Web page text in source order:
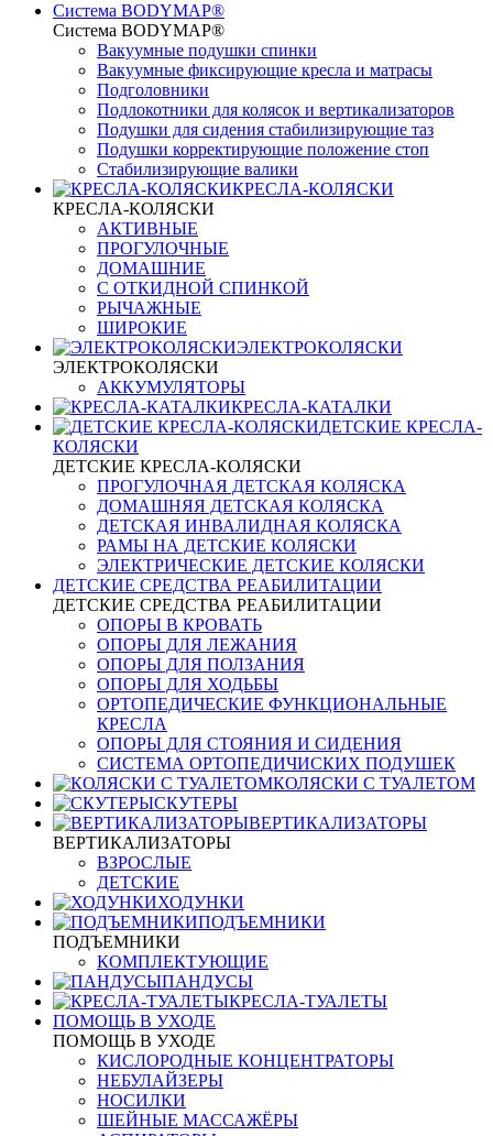
Система BODYMAP®
Система BODYMAP®
Вакуумные подушки спинки
Вакуумные фиксирующие кресла и матрасы
Подголовники
Подлокотники для колясок и вертикализаторов
Подушки для сидения стабилизирующие таз
Подушки корректирующие положение стоп
Стабилизирующие валики
КРЕСЛА-КОЛЯСКИ
КРЕСЛА-КОЛЯСКИ
АКТИВНЫЕ
ПРОГУЛОЧНЫЕ
ДОМАШНИЕ
С ОТКИДНОЙ СПИНКОЙ
РЫЧАЖНЫЕ
ШИРОКИЕ
ЭЛЕКТРОКОЛЯСКИ
ЭЛЕКТРОКОЛЯСКИ
АККУМУЛЯТОРЫ
КРЕСЛА-КАТАЛКИ
ДЕТСКИЕ КРЕСЛА-
КОЛЯСКИ
ДЕТСКИЕ КРЕСЛА-КОЛЯСКИ
ПРОГУЛОЧНАЯ ДЕТСКАЯ КОЛЯСКА
ДОМАШНЯЯ ДЕТСКАЯ КОЛЯСКА
ДЕТСКАЯ ИНВАЛИДНАЯ КОЛЯСКА
РАМЫ НА ДЕТСКИЕ КОЛЯСКИ
ЭЛЕКТРИЧЕСКИЕ ДЕТСКИЕ КОЛЯСКИ
ДЕТСКИЕ СРЕДСТВА РЕАБИЛИТАЦИИ
ДЕТСКИЕ СРЕДСТВА РЕАБИЛИТАЦИИ
ОПОРЫ В КРОВАТЬ
ОПОРЫ ДЛЯ ЛЕЖАНИЯ
ОПОРЫ ДЛЯ ПОЛЗАНИЯ
ОПОРЫ ДЛЯ ХОДЬБЫ
ОРТОПЕДИЧЕСКИЕ ФУНКЦИОНАЛЬНЫЕ
КРЕСЛА
ОПОРЫ ДЛЯ СТОЯНИЯ И СИДЕНИЯ
СИСТЕМА ОРТОПЕДИЧИСКИХ ПОДУШЕК
КОЛЯСКИ С ТУАЛЕТОМ
СКУТЕРЫ
ВЕРТИКАЛИЗАТОРЫ
ВЕРТИКАЛИЗАТОРЫ
ВЗРОСЛЫЕ
ДЕТСКИЕ
ХОДУНКИ
ПОДЪЕМНИКИ
ПОДЪЕМНИКИ
КОМПЛЕКТУЮЩИЕ
ПАНДУСЫ
КРЕСЛА-ТУАЛЕТЫ
ПОМОЩЬ В УХОДЕ
ПОМОЩЬ В УХОДЕ
КИСЛОРОДНЫЕ КОНЦЕНТРАТОРЫ
НЕБУЛАЙЗЕРЫ
НОСИЛКИ
ШЕЙНЫЕ МАССАЖЁРЫ